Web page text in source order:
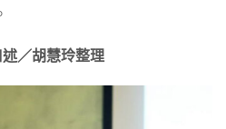
／胡慧玲整理